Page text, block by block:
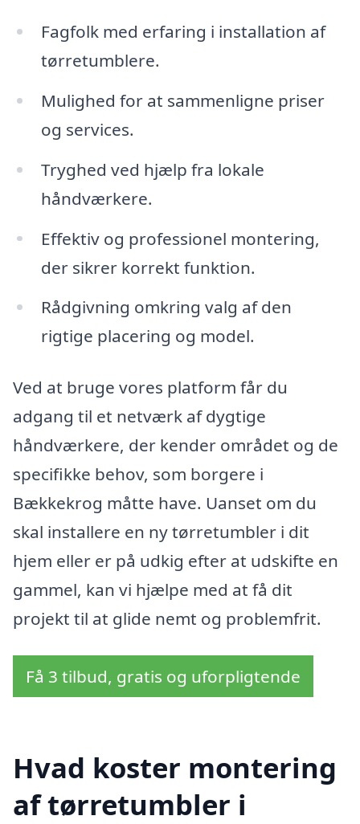
Fagfolk med erfaring i installation af
tørretumblere.
Mulighed for at sammenligne priser
og services.
Tryghed ved hjælp fra lokale
håndværkere.
Effektiv og professionel montering,
der sikrer korrekt funktion.
Rådgivning omkring valg af den
rigtige placering og model.
Ved at bruge vores platform får du
adgang til et netværk af dygtige
håndværkere, der kender området og de
specifikke behov, som borgere i
Bækkekrog måtte have. Uanset om du
skal installere en ny tørretumbler i dit
hjem eller er på udkig efter at udskifte en
gammel, kan vi hjælpe med at få dit
projekt til at glide nemt og problemfrit.
Få 3 tilbud, gratis og uforpligtende
Hvad koster montering
af tørretumbler i